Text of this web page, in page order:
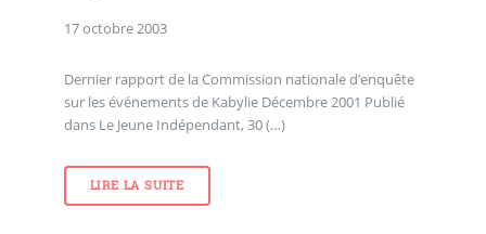
17 octobre 2003
Dernier rapport de la Commission nationale d’enquête
sur les événements de Kabylie Décembre 2001 Publié
dans Le Jeune Indépendant, 30 (…)
LIRE LA SUITE